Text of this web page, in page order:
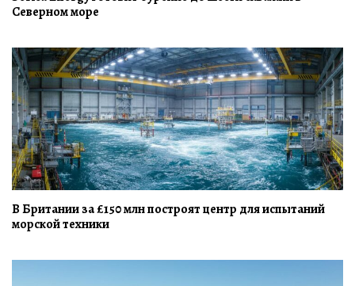
Северном море
В Британии за £150 млн построят центр для испытаний
морской техники